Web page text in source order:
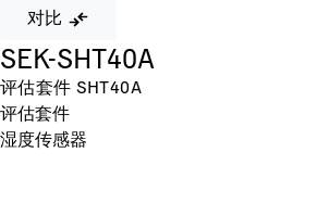
对比
SEK-SHT40A
评估套件 SHT40A
评估套件
湿度传感器